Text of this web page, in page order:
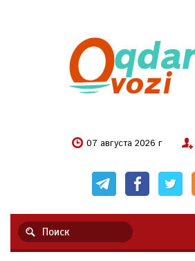
07 августа 2026 г